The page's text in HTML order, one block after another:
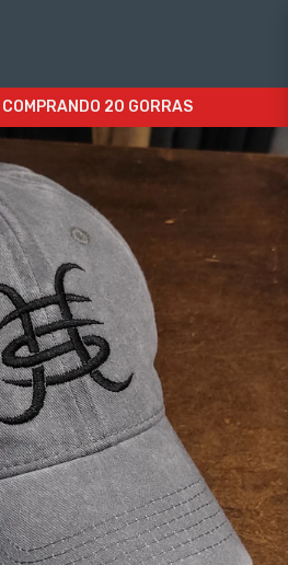
COMPRANDO 20 GORRAS